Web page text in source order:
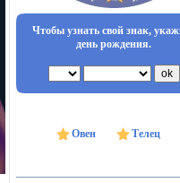
Чтобы узнать свой знак,
день рождения.
Овен Телец